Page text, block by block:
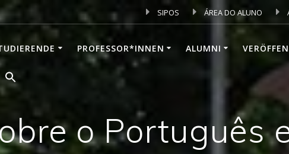
SIPOS ÁREA DO ALUNO
PROFESSOR*INNEN ALUMNI
o Português